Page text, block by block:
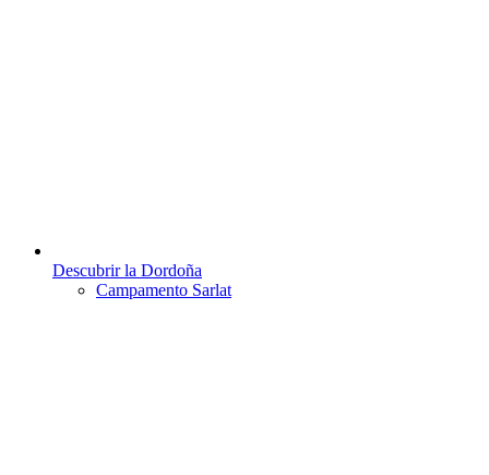
Descubrir la Dordoña
Campamento Sarlat